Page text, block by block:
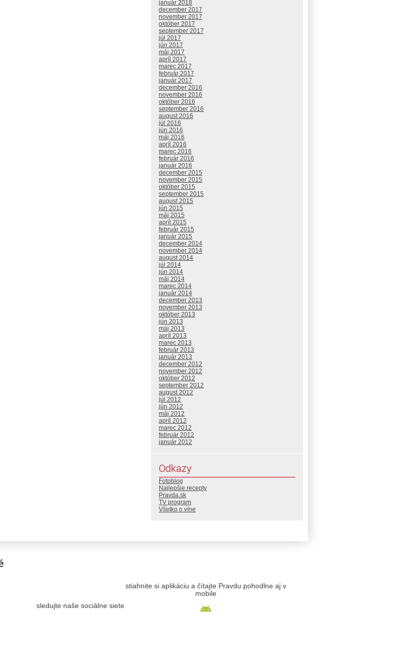
január 2018
december 2017
november 2017
október 2017
september 2017
júl 2017
jún 2017
máj 2017
apríl 2017
marec 2017
február 2017
január 2017
december 2016
november 2016
október 2016
september 2016
august 2016
júl 2016
jún 2016
máj 2016
apríl 2016
marec 2016
február 2016
január 2016
december 2015
november 2015
október 2015
september 2015
august 2015
jún 2015
máj 2015
apríl 2015
február 2015
január 2015
december 2014
november 2014
august 2014
júl 2014
jún 2014
máj 2014
marec 2014
január 2014
december 2013
november 2013
október 2013
jún 2013
máj 2013
apríl 2013
marec 2013
február 2013
január 2013
december 2012
november 2012
október 2012
september 2012
august 2012
júl 2012
jún 2012
máj 2012
apríl 2012
marec 2012
február 2012
január 2012
Odkazy
Fotoblog
Najlepšie recepty
Pravda.sk
TV program
Všetko o víne
sledujte naše sociálne siete
stiahnite si aplikáciu a čítajte Pravdu pohodlne aj v
mobile